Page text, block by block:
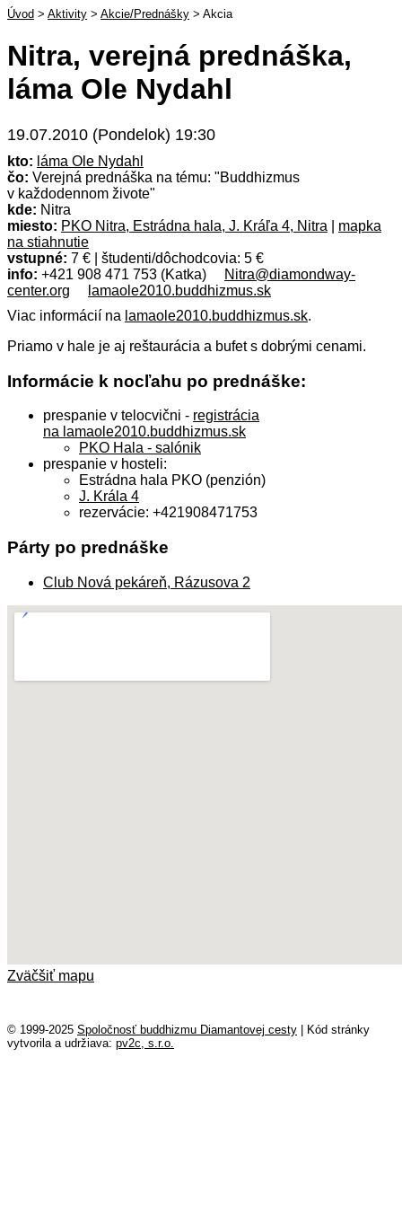
Úvod > Aktivity > Akcie/Prednášky > Akcia
Nitra, verejná prednáška,
láma Ole Nydahl
19.07.2010 (Pondelok) 19:30
kto: láma Ole Nydahl
čo: Verejná prednáška na tému: "Buddhizmus
v každodennom živote"
kde: Nitra
miesto: PKO Nitra, Estrádna hala, J. Kráľa 4, Nitra
mapka
na stiahnutie
vstupné: 7 € | študenti/dôchodcovia: 5 €
info: +421 908 471 753 (Katka)
Nitra@diamondway-
center.org
lamaole2010.buddhizmus.sk
Viac informácií na lamaole2010.buddhizmus.sk.
Priamo v hale je aj reštaurácia a bufet s dobrými cenami.
Informácie k nocľahu po prednáške:
prespanie v telocvični - registrácia
na lamaole2010.buddhizmus.sk
PKO Hala - salónik
prespanie v hosteli:
Estrádna hala PKO (penzión)
J. Krála 4
rezervácie: +421908471753
Párty po prednáške
Club Nová pekáreň, Rázusova 2
Zväčšiť mapu
© 1999-2025 Spoločnosť buddhizmu Diamantovej cesty
Kód stránky
vytvorila a udržiava: pv2c, s.r.o.